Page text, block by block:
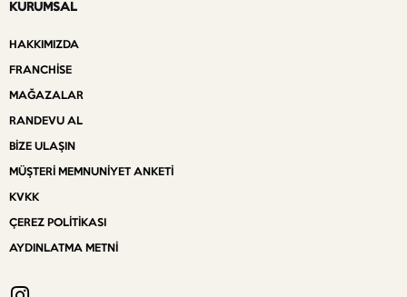
KURUMSAL
HAKKIMIZDA
FRANCHISE
MAĞAZALAR
RANDEVU AL
BIZE ULAŞIN
MÜŞTERI MEMNUNIYET ANKETI
KVKK
ÇEREZ POLITIKASI
AYDINLATMA METNI